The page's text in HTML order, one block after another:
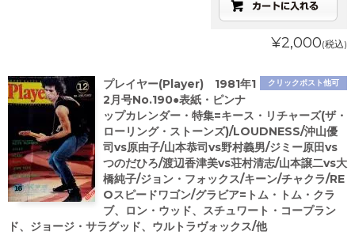
¥2,000(税込)
クリックポスト他可
プレイヤー(Player) 1981年1
2月号No.190●表紙・ピンナ
ップカレンダー・特集=キース・リチャーズ(ザ・
ローリング・ストーンズ)/LOUDNESS/沖山優
司vs原由子/山本恭司vs野村義男/ジミー原田vs
つのだひろ/渡辺香津美vs荘村清志/山本譲二vs大
橋純子/ジョン・フォックス/キーン/チャクラ/RE
Oスピードワゴン/グラビア=トム・トム・クラ
ブ、ロン・ウッド、スチュワート・コープラン
ド、ジョージ・サラグッド、ウルトラヴォックス/他